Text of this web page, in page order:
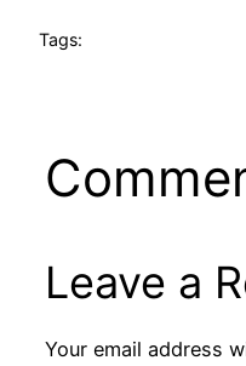
Tags:
Leave a
Your email address